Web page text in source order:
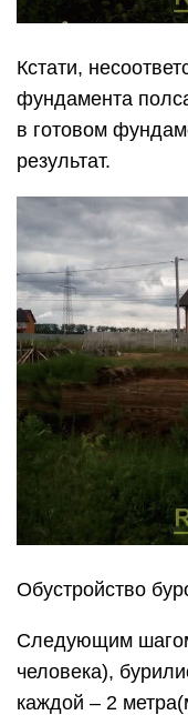
Кстати,
фундамента
в готовом
результат.
Обустройство
Следующим
человека),
каждой – 2